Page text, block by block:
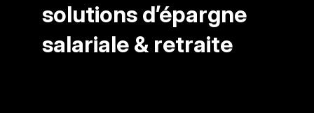
solutions d’épargne
salariale & retraite